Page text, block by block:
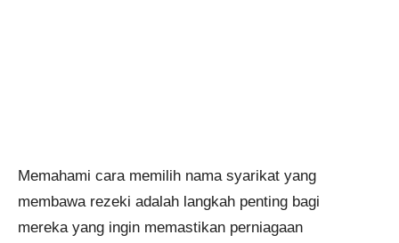
Memahami cara memilih nama syarikat yang
membawa rezeki adalah langkah penting bagi
mereka yang ingin memastikan perniagaan